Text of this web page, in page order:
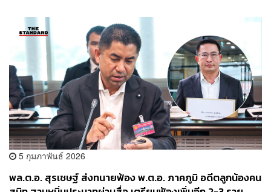
5 กุมภาพันธ์ 2026
พล.ต.อ. สุรเชษฐ์ ส่งทนายฟ้อง พ.ต.อ. ภาคภูมิ อดีตลูกน้องคน